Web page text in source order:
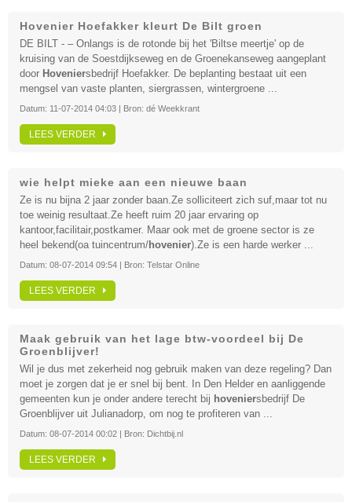
Hovenier Hoefakker kleurt De Bilt groen
DE BILT - – Onlangs is de rotonde bij het 'Biltse meertje' op de
kruising van de Soestdijkseweg en de Groenekanseweg aangeplant
door Hoveniersbedrijf Hoefakker. De beplanting bestaat uit een
mengsel van vaste planten, siergrassen, wintergroene ...
Datum: 11-07-2014 04:03 | Bron: dé Weekkrant
LEES VERDER
wie helpt mieke aan een nieuwe baan
Ze is nu bijna 2 jaar zonder baan.Ze solliciteert zich suf,maar tot nu
toe weinig resultaat.Ze heeft ruim 20 jaar ervaring op
kantoor,facilitair,postkamer. Maar ook met de groene sector is ze
heel bekend(oa tuincentrum/hovenier).Ze is een harde werker ...
Datum: 08-07-2014 09:54 | Bron: Telstar Online
LEES VERDER
Maak gebruik van het lage btw-voordeel bij De
Groenblijver!
Wil je dus met zekerheid nog gebruik maken van deze regeling? Dan
moet je zorgen dat je er snel bij bent. In Den Helder en aanliggende
gemeenten kun je onder andere terecht bij hoveniersbedrijf De
Groenblijver uit Julianadorp, om nog te profiteren van ...
Datum: 08-07-2014 00:02 | Bron: Dichtbij.nl
LEES VERDER